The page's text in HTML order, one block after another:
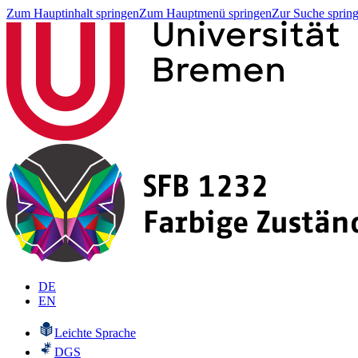
Zum Hauptinhalt springenZum Hauptmenü springenZur Suche
DE
EN
Leichte Sprache
DGS